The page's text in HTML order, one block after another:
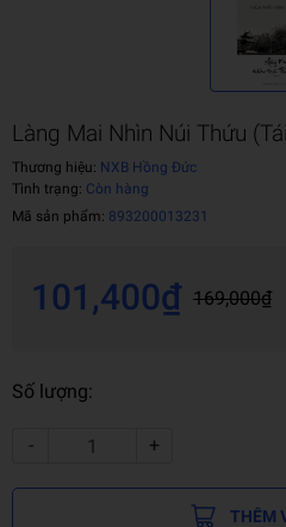
Làng Mai Nhìn Núi Thứu
Thương hiệu: NXB Hồng Đức
Tình trạng: Còn hàng
Mã sản phẩm: 893200013231
101,400₫ 169,000₫
Số lượng:
- +
THÊM